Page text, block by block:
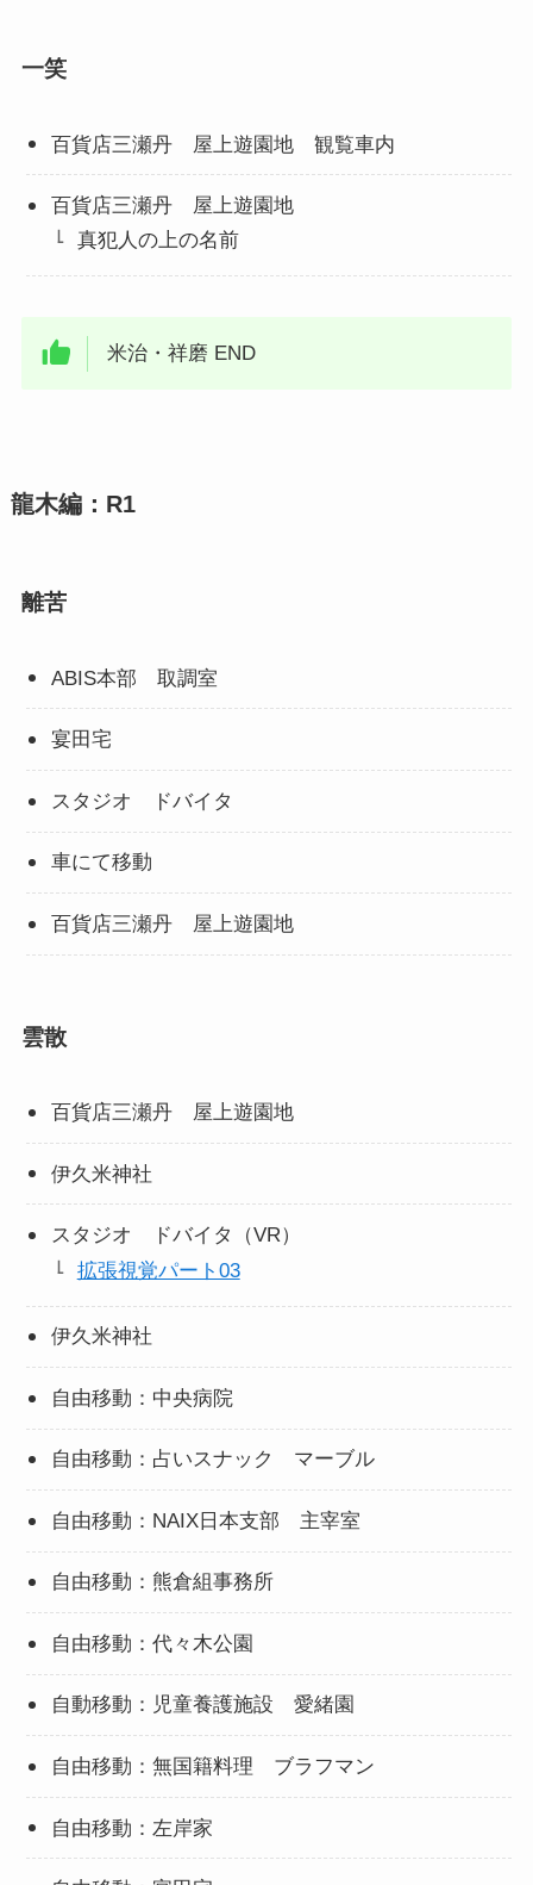
一笑
百貨店三瀬丹 屋上遊園地 観覧車内
百貨店三瀬丹 屋上遊園地
真犯人の上の名前
米治・祥磨 END
龍木編：R1
離苦
ABIS本部 取調室
宴田宅
スタジオ ドバイタ
車にて移動
百貨店三瀬丹 屋上遊園地
雲散
百貨店三瀬丹 屋上遊園地
伊久米神社
スタジオ ドバイタ（VR）
拡張視覚パート03
伊久米神社
自由移動：中央病院
自由移動：占いスナック マーブル
自由移動：NAIX日本支部 主宰室
自由移動：熊倉組事務所
自由移動：代々木公園
自動移動：児童養護施設 愛緒園
自由移動：無国籍料理 ブラフマン
自由移動：左岸家